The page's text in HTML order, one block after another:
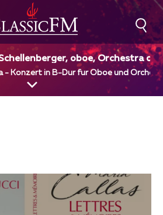
oboe, Orchestra
Lugano
- Konzert in B-Dur fur Oboe und